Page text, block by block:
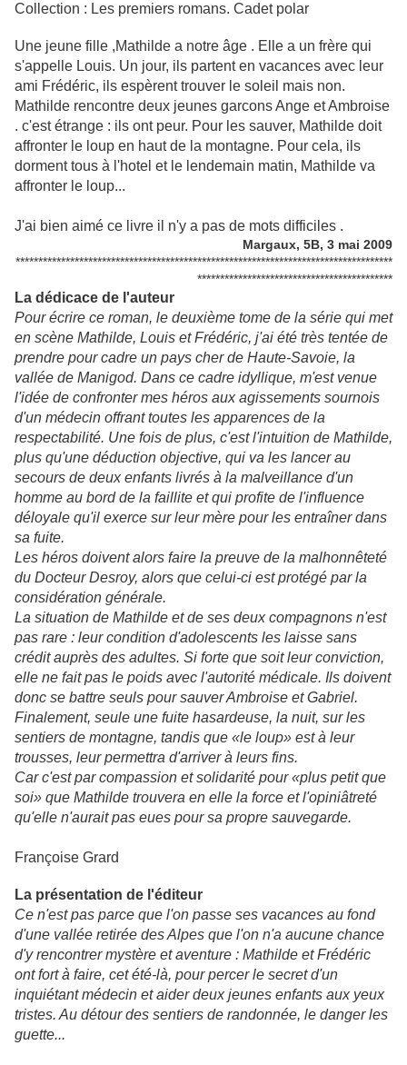
Collection : Les premiers romans. Cadet polar
Une jeune fille ,Mathilde a notre âge . Elle a un frère qui
s'appelle Louis. Un jour, ils partent en vacances avec leur
ami Frédéric, ils espèrent trouver le soleil mais non.
Mathilde rencontre deux jeunes garcons Ange et Ambroise
. c'est étrange : ils ont peur. Pour les sauver, Mathilde doit
affronter le loup en haut de la montagne. Pour cela, ils
dorment tous à l'hotel et le lendemain matin, Mathilde va
affronter le loup...
J'ai bien aimé ce livre il n'y a pas de mots difficiles .
Margaux, 5B, 3 mai 2009
***********************************************************************************
*******************************************
La dédicace de l'auteur
Pour écrire ce roman, le deuxième tome de la série qui met
en scène Mathilde, Louis et Frédéric, j'ai été très tentée de
prendre pour cadre un pays cher de Haute-Savoie, la
vallée de Manigod. Dans ce cadre idyllique, m'est venue
l'idée de confronter mes héros aux agissements sournois
d'un médecin offrant toutes les apparences de la
respectabilité. Une fois de plus, c'est l'intuition de Mathilde,
plus qu'une déduction objective, qui va les lancer au
secours de deux enfants livrés à la malveillance d'un
homme au bord de la faillite et qui profite de l'influence
déloyale qu'il exerce sur leur mère pour les entraîner dans
sa fuite.
Les héros doivent alors faire la preuve de la malhonnêteté
du Docteur Desroy, alors que celui-ci est protégé par la
considération générale.
La situation de Mathilde et de ses deux compagnons n'est
pas rare : leur condition d'adolescents les laisse sans
crédit auprès des adultes. Si forte que soit leur conviction,
elle ne fait pas le poids avec l'autorité médicale. Ils doivent
donc se battre seuls pour sauver Ambroise et Gabriel.
Finalement, seule une fuite hasardeuse, la nuit, sur les
sentiers de montagne, tandis que «le loup» est à leur
trousses, leur permettra d'arriver à leurs fins.
Car c'est par compassion et solidarité pour «plus petit que
soi» que Mathilde trouvera en elle la force et l'opiniâtreté
qu'elle n'aurait pas eues pour sa propre sauvegarde.
Françoise Grard
La présentation de l'éditeur
Ce n'est pas parce que l'on passe ses vacances au fond
d'une vallée retirée des Alpes que l'on n'a aucune chance
d'y rencontrer mystère et aventure : Mathilde et Frédéric
ont fort à faire, cet été-là, pour percer le secret d'un
inquiétant médecin et aider deux jeunes enfants aux yeux
tristes. Au détour des sentiers de randonnée, le danger les
guette...